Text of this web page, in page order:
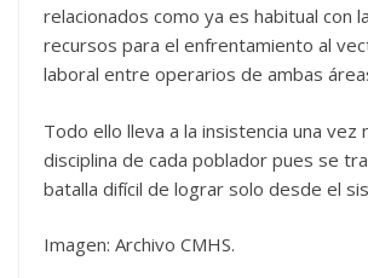
relacionados como ya es habitual con
recursos para el enfrentamiento al
laboral entre operarios de ambas
Todo ello lleva a la insistencia una vez
disciplina de cada poblador pues se
batalla difícil de lograr solo desde el
Imagen: Archivo CMHS.